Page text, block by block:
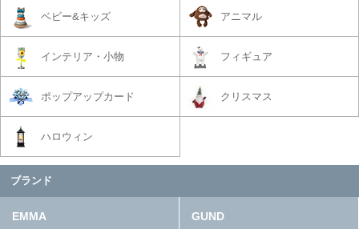
ベビー&キッズ アニマル
インテリア・小物 フィギュア
ポップアップカード クリスマス
ハロウィン
ブランド
EMMA GUND